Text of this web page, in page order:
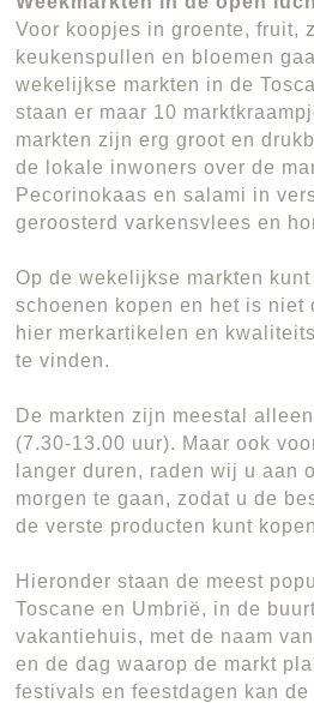
Voor koopjes in groente, fruit,
keukenspullen en bloemen
wekelijkse markten in de
staan er maar 10
markten zijn erg groot en
de lokale inwoners over de
Pecorinokaas en salami in
geroosterd varkensvlees en
Op de wekelijkse markten
schoenen kopen en het is niet
hier merkartikelen en
te vinden.
De markten zijn meestal
(7.30-13.00 uur). Maar ook
langer duren, raden wij u aan
morgen te gaan, zodat u de
de verste producten kunt
Hieronder staan de meest
Toscane en Umbrië, in de
vakantiehuis, met de naam
en de dag waarop de markt
festivals en feestdagen kan